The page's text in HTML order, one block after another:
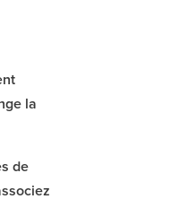
la
de